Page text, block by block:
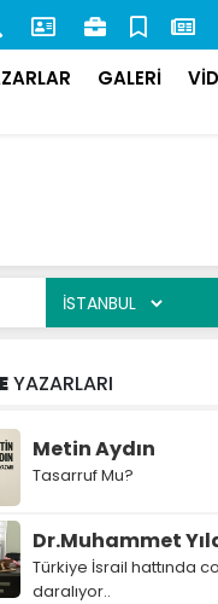
Şahıs Yakalandı: 51'i
GALERİ
YAZARLARI
Metin Aydın
Tasarruf Mu?
Dr.Muhammet
Türkiye İsrail hattında
daralıyor..